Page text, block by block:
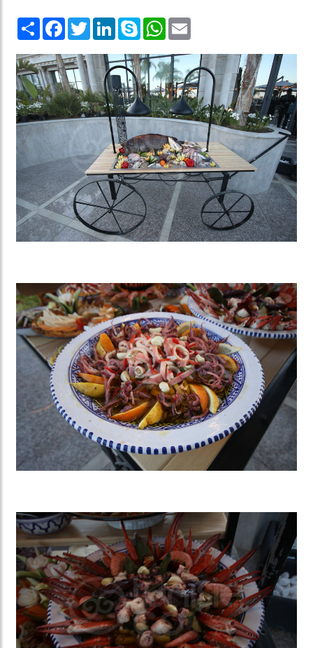
Share Facebook
TwitterLinkedInSkype WhatsApp